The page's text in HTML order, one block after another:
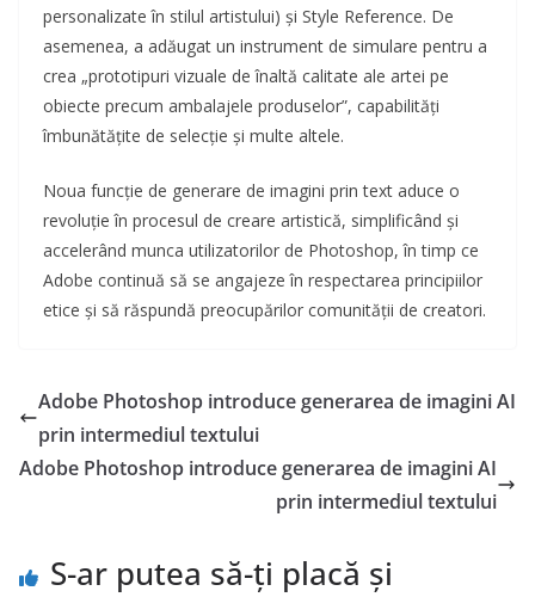
personalizate în stilul artistului) și Style Reference. De
asemenea, a adăugat un instrument de simulare pentru a
crea „prototipuri vizuale de înaltă calitate ale artei pe
obiecte precum ambalajele produselor”, capabilități
îmbunătățite de selecție și multe altele.
Noua funcție de generare de imagini prin text aduce o
revoluție în procesul de creare artistică, simplificând și
accelerând munca utilizatorilor de Photoshop, în timp ce
Adobe continuă să se angajeze în respectarea principiilor
etice și să răspundă preocupărilor comunității de creatori.
Adobe Photoshop introduce generarea de imagini AI
prin intermediul textului
Adobe Photoshop introduce generarea de imagini AI
prin intermediul textului
S-ar putea să-ți placă și